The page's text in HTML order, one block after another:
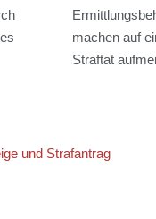
machen auf
Straftat
und Strafantrag